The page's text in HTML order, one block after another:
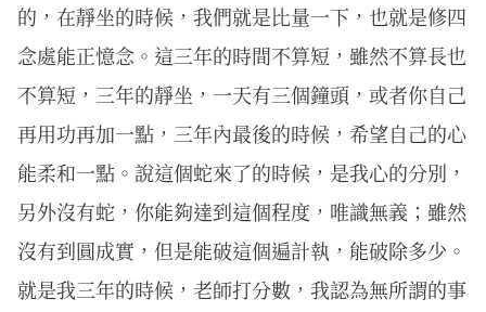
的，在靜坐的時候，我們就是比量一下，也就是修四
念處能正憶念。這三年的時間不算短，雖然不算長也
不算短，三年的靜坐，一天有三個鐘頭，或者你自己
再用功再加一點，三年內最後的時候，希望自己的心
能柔和一點。說這個蛇來了的時候，是我心的分別，
另外沒有蛇，你能夠達到這個程度，唯識無義；雖然
沒有到圓成實，但是能破這個遍計執，能破除多少。
就是我三年的時候，老師打分數，我認為無所謂的事